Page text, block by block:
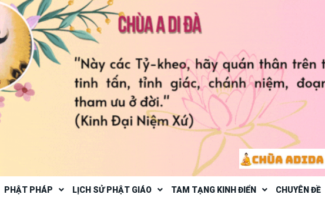
PHẬT PHÁP LỊCH SỬ PHẬT GIÁO TAM TẠNG KINH ĐIỂN CHUYÊN ĐỀ